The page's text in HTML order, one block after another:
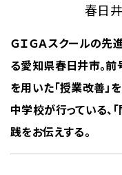
春日
ＧＩＧＡスクールの先
る愛知県春日井市。前
を用いた「授業改善」
中学校が行っている、
践をお伝えする。